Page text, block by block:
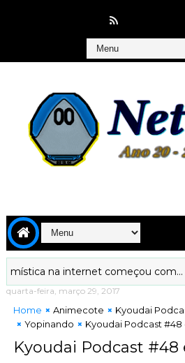
na internet começou com...
quarta-feira, março 29, 2017
Home Animecote Kyoudai
Yopinando
Kyoudai Podcast
Kyoudai Podcast #48